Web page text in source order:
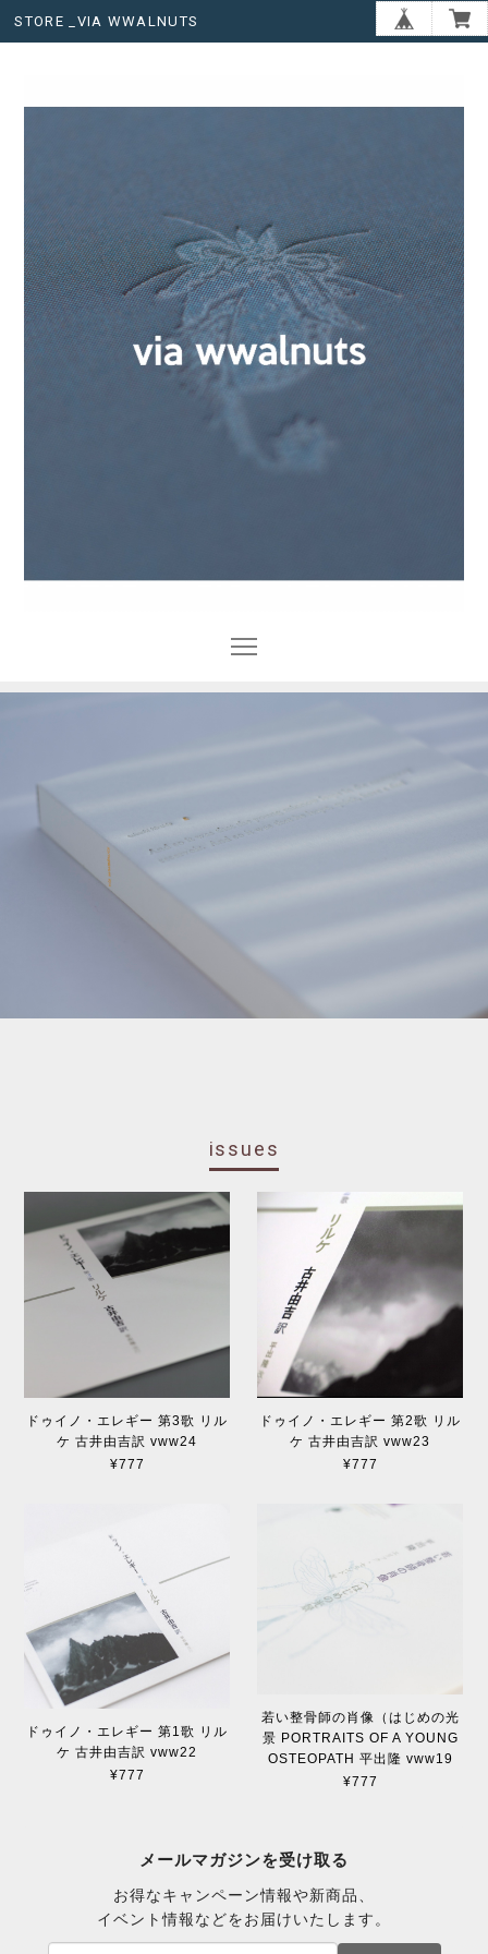
STORE _VIA WWALNUTS
issues
ドゥイノ・エレギー 第3歌 リル
ケ 古井由吉訳 vww24
¥777
ドゥイノ・エレギー 第2歌 リル
ケ 古井由吉訳 vww23
¥777
ドゥイノ・エレギー 第1歌 リル
ケ 古井由吉訳 vww22
¥777
若い整骨師の肖像（はじめの光
景 PORTRAITS OF A YOUNG
OSTEOPATH 平出隆 vww19
¥777
メールマガジンを受け取る
お得なキャンペーン情報や新商品、
イベント情報などをお届けいたします。